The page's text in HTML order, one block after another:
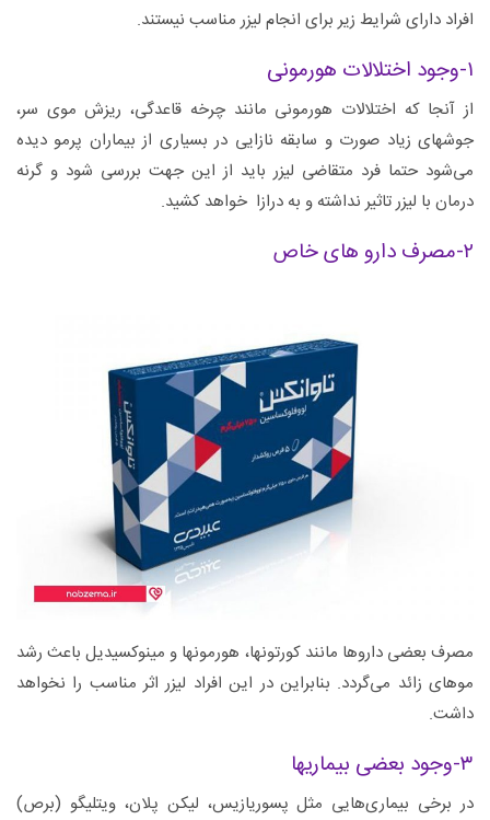
افراد دارای شرایط زیر برای انجام لیزر مناسب نیستند.
۱-وجود اختلالات هورمونی
از آنجا که اختلالات هورمونی مانند چرخه قاعدگی، ریزش موی سر،
جوشهای زیاد صورت و سابقه نازایی در بسیاری از بیماران پرمو دیده
می‌شود حتما فرد متقاضی لیزر باید از این جهت بررسی شود و گرنه
درمان با لیزر تاثیر نداشته و به درازا خواهد کشید.
۲-مصرف دارو های خاص
مصرف بعضی داروها مانند کورتونها، هورمونها و مینوکسیدیل باعث رشد
موهای زائد می‌گردد. بنابراین در این افراد لیزر اثر مناسب را نخواهد
داشت.
۳-وجود بعضی بیماریها
در برخی بیماری‌هایی مثل پسوریازیس، لیکن پلان، ویتلیگو (برص)